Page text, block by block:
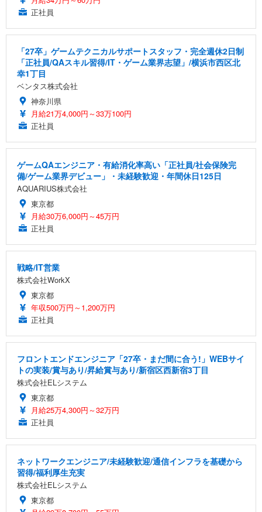
正社員
「27卒」ゲームテクニカルサポートスタッフ・完全週休2日制
「正社員/QAスキル習得/IT・ゲーム業界志望」/横浜市西区北
幸1丁目
ベンタス株式会社
神奈川県
月給21万4,000円～33万100円
正社員
ゲームQAエンジニア・有給消化率高い「正社員/社会保険完
備/ゲーム業界デビュー」・未経験歓迎・年間休日125日
AQUARIUS株式会社
東京都
月給30万6,000円～45万円
正社員
戦略/IT営業
株式会社WorkX
東京都
年収500万円～1,200万円
正社員
フロントエンドエンジニア「27卒・まだ間に合う!」WEBサイ
トの実装/賞与あり/昇給賞与あり/新宿区西新宿3丁目
株式会社ELシステム
東京都
月給25万4,300円～32万円
正社員
ネットワークエンジニア/未経験歓迎/通信インフラを基礎から
習得/福利厚生充実
株式会社ELシステム
東京都